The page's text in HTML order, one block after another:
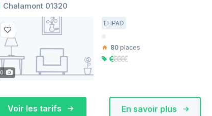
Chalamont 01320
0
EHPAD
80places
Voir les tarifs En savoir plus